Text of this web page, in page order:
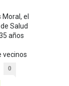
el
Salud
años
vecinos
0